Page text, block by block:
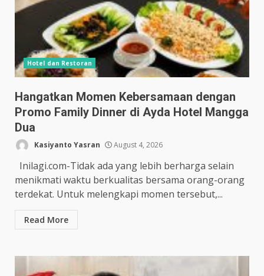
Hotel dan Restoran
Hangatkan Momen Kebersamaan dengan
Promo Family Dinner di Ayda Hotel Mangga
Dua
Kasiyanto Yasran August 4, 2026
Inilagi.com-Tidak ada yang lebih berharga selain
menikmati waktu berkualitas bersama orang-orang
terdekat. Untuk melengkapi momen tersebut,...
Read More